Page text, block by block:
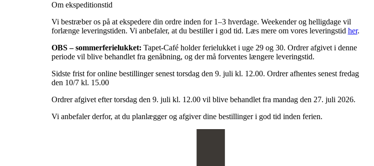
Om ekspeditionstid
Vi bestræber os på at ekspedere din ordre inden for 1–3 hverdage. Weekender og helligdage vil
forlænge leveringstiden. Vi anbefaler, at du bestiller i god tid. Læs mere om vores leveringstid her.
OBS – sommerferielukket: Tapet-Café holder ferielukket i uge 29 og 30. Ordrer afgivet i denne
periode vil blive behandlet fra genåbning, og der må forventes længere leveringstid.
Sidste frist for online bestillinger senest torsdag den 9. juli kl. 12.00. Ordrer afhentes senest fredag
den 10/7 kl. 15.00
Ordrer afgivet efter torsdag den 9. juli kl. 12.00 vil blive behandlet fra mandag den 27. juli 2026.
Vi anbefaler derfor, at du planlægger og afgiver dine bestillinger i god tid inden ferien.